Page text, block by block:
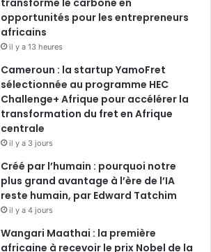
transforme le carbone en
opportunités pour les entrepreneurs
africains
il y a 13 heures
Cameroun : la startup YamoFret
sélectionnée au programme HEC
Challenge+ Afrique pour accélérer la
transformation du fret en Afrique
centrale
il y a 3 jours
Créé par l’humain : pourquoi notre
plus grand avantage à l’ère de l’IA
reste humain, par Edward Tatchim
il y a 4 jours
Wangari Maathai : la première
africaine à recevoir le prix Nobel de la